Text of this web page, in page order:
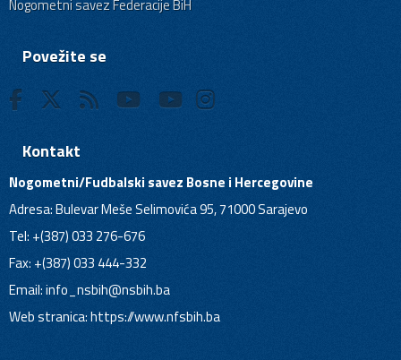
Nogometni savez Federacije BiH
Povežite se
Kontakt
Nogometni/Fudbalski savez Bosne i Hercegovine
Adresa: Bulevar Meše Selimovića 95, 71000 Sarajevo
Tel: +(387) 033 276-676
Fax: +(387) 033 444-332
Email:info_nsbih@nsbih.ba
Web stranica: https://www.nfsbih.ba